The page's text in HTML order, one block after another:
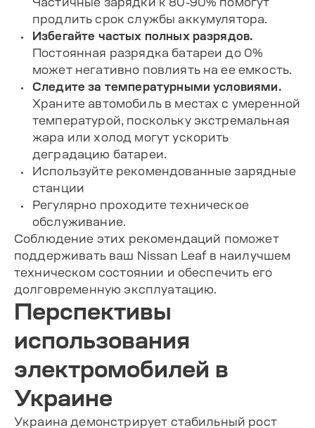
продлить срок службы аккумулятора.
Избегайте частых полных разрядов.
Постоянная разрядка батареи до 0%
может негативно повлиять на ее емкость.
Следите за температурными условиями.
Храните автомобиль в местах с умеренной
температурой, поскольку экстремальная
жара или холод могут ускорить
деградацию батареи.
Используйте рекомендованные зарядные
станции
Регулярно проходите техническое
обслуживание.
Соблюдение этих рекомендаций поможет
поддерживать ваш Nissan Leaf в наилучшем
техническом состоянии и обеспечить его
долговременную эксплуатацию.
Перспективы
использования
электромобилей в
Украине
Украина демонстрирует стабильный рост